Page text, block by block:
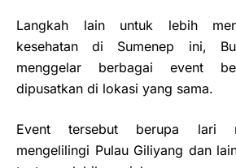
Langkah lain untuk lebih
kesehatan di Sumenep ini,
menggelar berbagai event
dipusatkan di lokasi yang sama.
Event tersebut berupa lari
mengelilingi Pulau Giliyang dan